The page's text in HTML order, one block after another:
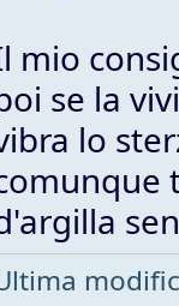
mio
se la
lo